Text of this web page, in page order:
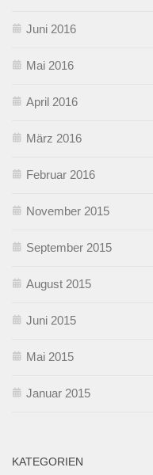
Juni 2016
Mai 2016
April 2016
März 2016
Februar 2016
November 2015
September 2015
August 2015
Juni 2015
Mai 2015
Januar 2015
KATEGORIEN